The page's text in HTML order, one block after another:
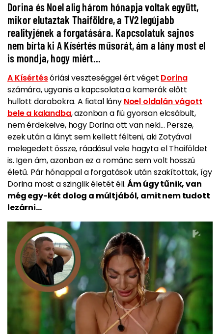
Dorina és Noel alig három hónapja voltak együtt,
mikor elutaztak Thaiföldre, a TV2 legújabb
realityjének a forgatására. Kapcsolatuk sajnos
nem bírta ki A Kísértés műsorát, ám a lány most el
is mondja, hogy miért...
A Kísértésóriási veszteséggel ért véget Dorina
számára, ugyanis a kapcsolata a kamerák előtt
hullott darabokra. A fiatal lány Noel oldalán vágott
bele a kalandba, azonban a fiú gyorsan elcsábult,
nem érdekelve, hogy Dorina ott van neki… Persze,
ezek után a lányt sem kellett félteni, aki Zotyával
melegedett össze, ráadásul vele hagyta el Thaiföldet
is. Igen ám, azonban ez a románc sem volt hosszú
életű. Pár hónappal a forgatások után szakítottak, így
Dorina most a szinglik életét éli.Ám úgy tűnik, van
még egy-két dolog a múltjából, amit nem tudott
lezárni…